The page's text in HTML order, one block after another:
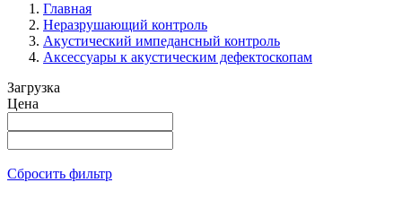
Главная
Неразрушающий контроль
Акустический импедансный контроль
Аксессуары к акустическим дефектоскопам
Загрузка
Цена
Сбросить фильтр